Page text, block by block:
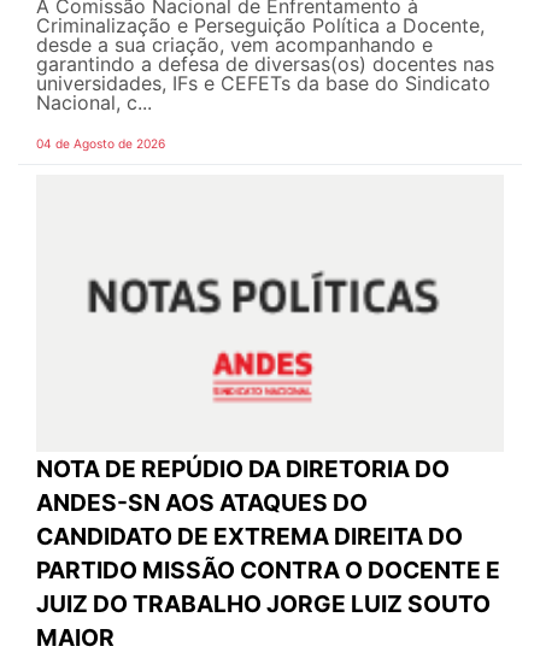
A Comissão Nacional de Enfrentamento à
Criminalização e Perseguição Política a Docente,
desde a sua criação, vem acompanhando e
garantindo a defesa de diversas(os) docentes nas
universidades, IFs e CEFETs da base do Sindicato
Nacional, c...
04 de Agosto de 2026
NOTA DE REPÚDIO DA DIRETORIA DO
ANDES-SN AOS ATAQUES DO
CANDIDATO DE EXTREMA DIREITA DO
PARTIDO MISSÃO CONTRA O DOCENTE E
JUIZ DO TRABALHO JORGE LUIZ SOUTO
MAIOR